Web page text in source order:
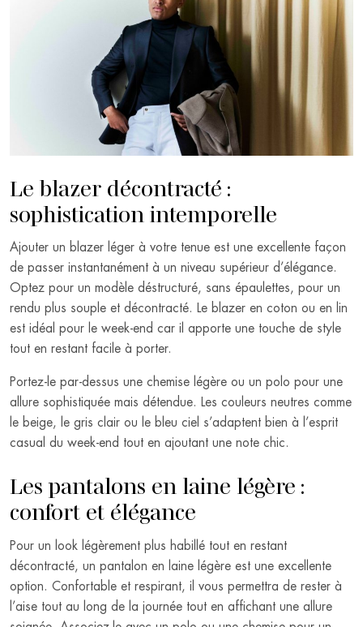
Le blazer décontracté :
sophistication intemporelle
Ajouter un blazer léger à votre tenue est une excellente façon
de passer instantanément à un niveau supérieur d’élégance.
Optez pour un modèle déstructuré, sans épaulettes, pour un
rendu plus souple et décontracté. Le blazer en coton ou en lin
est idéal pour le week-end car il apporte une touche de style
tout en restant facile à porter.
Portez-le par-dessus une chemise légère ou un polo pour une
allure sophistiquée mais détendue. Les couleurs neutres comme
le beige, le gris clair ou le bleu ciel s’adaptent bien à l’esprit
casual du week-end tout en ajoutant une note chic.
Les pantalons en laine légère :
confort et élégance
Pour un look légèrement plus habillé tout en restant
décontracté, un pantalon en laine légère est une excellente
option. Confortable et respirant, il vous permettra de rester à
l’aise tout au long de la journée tout en affichant une allure